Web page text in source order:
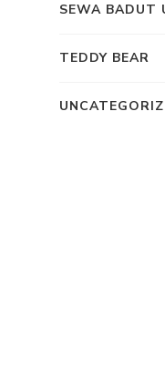
SEWA BADUT
TEDDY BEAR